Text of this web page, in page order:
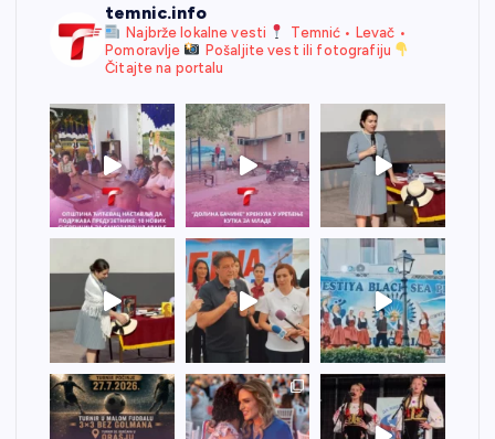
temnic.info
Najbrže lokalne vesti
Temnić • Levač •
Pomoravlje
Pošaljite vest ili fotografiju
Čitajte na portalu